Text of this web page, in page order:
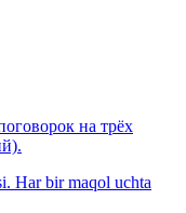
на трёх
Har bir maqol uchta